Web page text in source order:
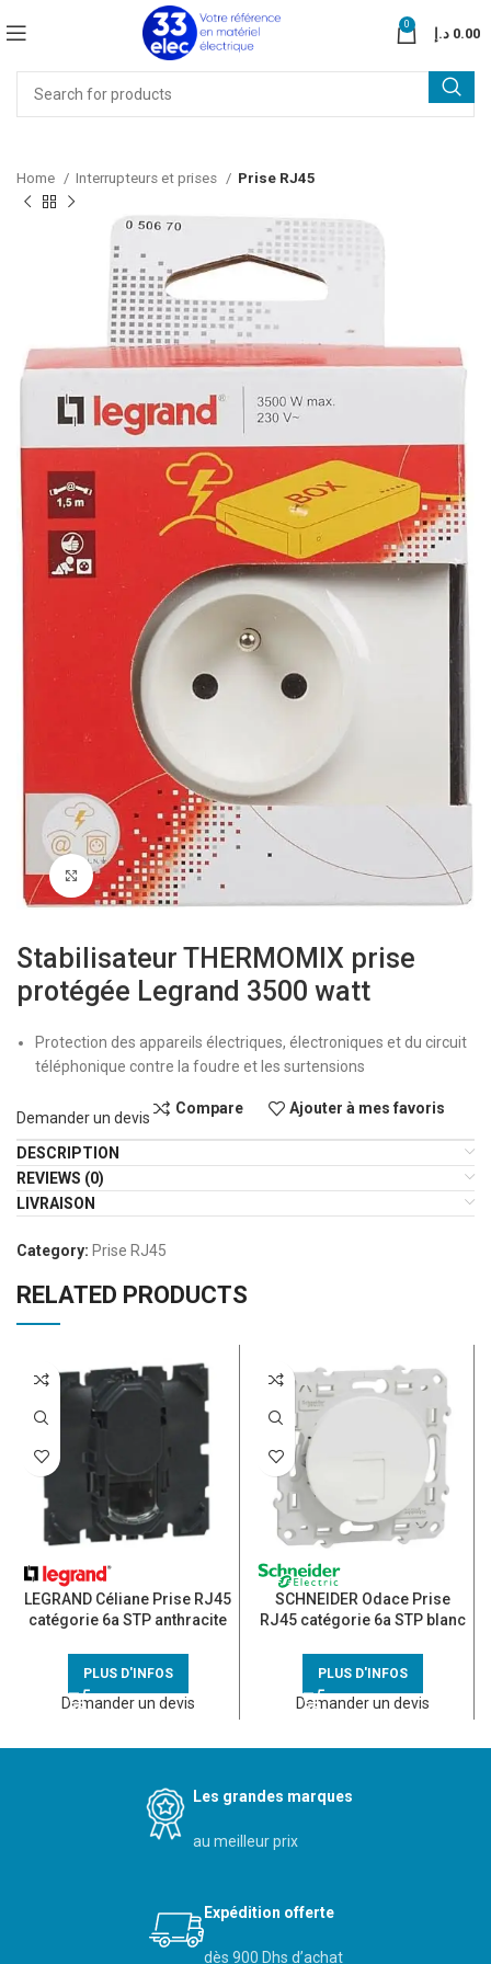
0
0.00 د.إ
Home Interrupteurs et prises Prise RJ45
Click to enlarge
Stabilisateur THERMOMIX prise
protégée Legrand 3500 watt
Protection des appareils électriques, électroniques et du circuit
téléphonique contre la foudre et les surtensions
Demander un devis
Compare Ajouter à mes favoris
DESCRIPTION
REVIEWS (0)
LIVRAISON
Category: Prise RJ45
RELATED PRODUCTS
LEGRAND Céliane Prise RJ45
catégorie 6a STP anthracite
PLUS D'INFOS
Demander un devis
SCHNEIDER Odace Prise
RJ45 catégorie 6a STP blanc
PLUS D'INFOS
Demander un devis
Les grandes marques
au meilleur prix
Expédition offerte
dès 900 Dhs d’achat